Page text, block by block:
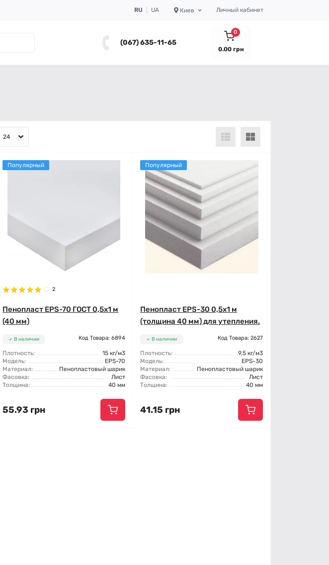
RU UA Киев Личный кабинет
(067) 635-11-65
0
0.00 грн
Популярный
2
Пенопласт EPS-70 ГОСТ 0,5х1 м
(40 мм)
В наличии Код Товара: 6894
Плотность:
15 кг/м3
Модель:
EPS-70
Материал:
Пенопластовый шарик
Фасовка:
Лист
Толщина:
40 мм
55.93 грн
Популярный
Пенопласт EPS-30 0,5x1 м
(толщина 40 мм) для утепления.
В наличии Код Товара: 2627
Плотность:
9,5 кг/м3
Модель:
EPS-30
Материал:
Пенопластовый шарик
Фасовка:
Лист
Толщина:
40 мм
41.15 грн